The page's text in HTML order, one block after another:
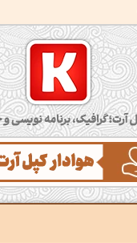
کپل‌آرت؛ گرافیک، برنامه‌نویسی و خلاقیت